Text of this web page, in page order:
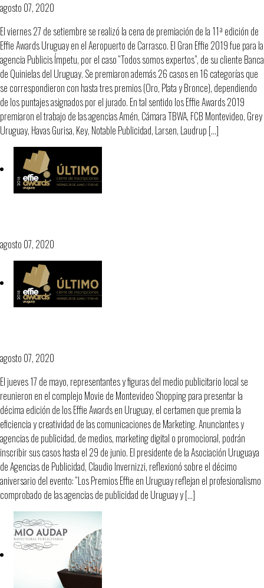
agosto 07, 2020
El viernes 27 de setiembre se realizó la cena de premiación de la 11ª edición de
Effie Awards Uruguay en el Aeropuerto de Carrasco. El Gran Effie 2019 fue para la
agencia Publicis Ímpetu, por el caso “Todos somos expertos”, de su cliente Banca
de Quinielas del Uruguay. Se premiaron además 26 casos en 16 categorías que
se correspondieron con hasta tres premios (Oro, Plata y Bronce), dependiendo
de los puntajes asignados por el jurado. En tal sentido los Effie Awards 2019
premiaron el trabajo de las agencias Amén, Cámara TBWA, FCB Montevideo, Grey
Uruguay, Havas Gurisa, Key, Notable Publicidad, Larsen, Laudrup […]
agosto 07, 2020
agosto 07, 2020
El jueves 17 de mayo, representantes y figuras del medio publicitario local se
reunieron en el complejo Movie de Montevideo Shopping para presentar la
décima edición de los Effie Awards en Uruguay, el certamen que premia la
eficiencia y creatividad de las comunicaciones de Marketing. Anunciantes y
agencias de publicidad, de medios, marketing digital o promocional, podrán
inscribir sus casos hasta el 29 de junio. El presidente de la Asociación Uruguaya
de Agencias de Publicidad, Claudio Invernizzi, reflexionó sobre el décimo
aniversario del evento: “Los Premios Effie en Uruguay reflejan el profesionalismo
comprobado de las agencias de publicidad de Uruguay y […]